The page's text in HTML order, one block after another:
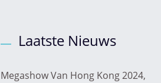
Laatste Nieuws
Megashow Van Hong Kong 2024,